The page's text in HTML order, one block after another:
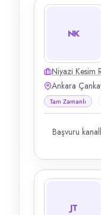
NK
Niyazi Kesim
Ankara
Tam Zamanlı
Başvuru
JT